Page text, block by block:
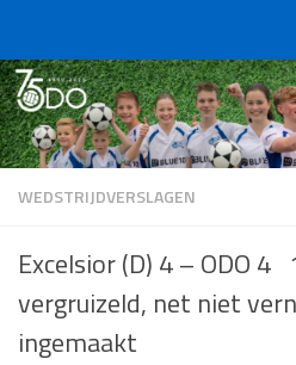
WEDSTRIJDVERSLAGEN
Excelsior (D) 4 – ODO
vergruizeld, net niet
ingemaakt